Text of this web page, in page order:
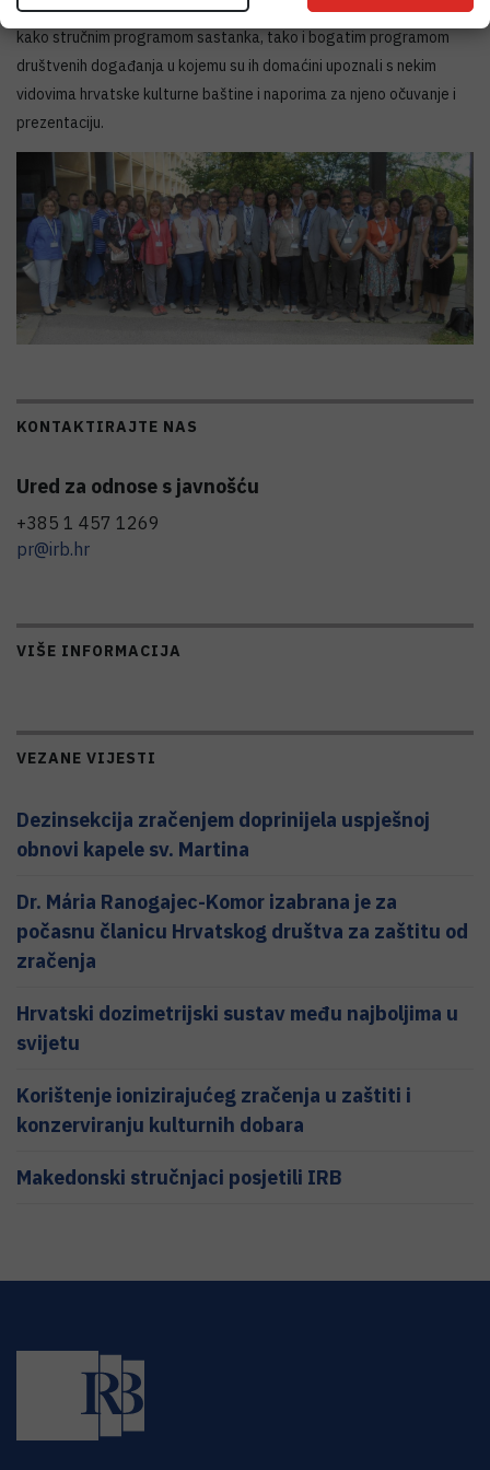
Međunarodnog savjeta muzeja. Sudionici su izrazili zadovoljstvo
kako stručnim programom sastanka, tako i bogatim programom
društvenih događanja u kojemu su ih domaćini upoznali s nekim
vidovima hrvatske kulturne baštine i naporima za njeno očuvanje i
prezentaciju.
KONTAKTIRAJTE NAS
Ured za odnose s javnošću
+385 1 457 1269
pr@irb.hr
VIŠE INFORMACIJA
VEZANE VIJESTI
Dezinsekcija zračenjem doprinijela uspješnoj
obnovi kapele sv. Martina
Dr. Mária Ranogajec-Komor izabrana je za
počasnu članicu Hrvatskog društva za zaštitu od
zračenja
Hrvatski dozimetrijski sustav među najboljima u
svijetu
Korištenje ionizirajućeg zračenja u zaštiti i
konzerviranju kulturnih dobara
Makedonski stručnjaci posjetili IRB